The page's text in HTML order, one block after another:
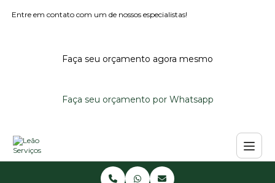
Entre em contato com um de nossos especialistas!
Faça seu orçamento agora mesmo
Faça seu orçamento por Whatsapp